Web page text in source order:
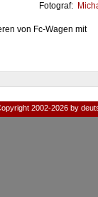
Fotograf:
von Fc-Wagen mit
2002-2026 by